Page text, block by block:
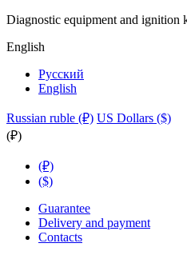
Diagnostic equipment and ignition
English
Русский
English
Russian ruble (₽) US Dollars ($)
(₽)
(₽)
($)
Guarantee
Delivery and payment
Contacts